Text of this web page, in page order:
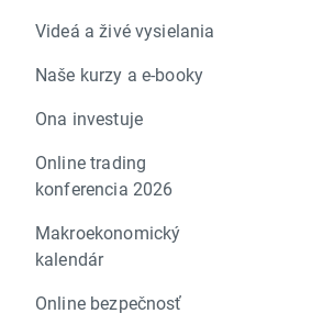
Videá a živé vysielania
Naše kurzy a e-booky
Ona investuje
Online trading
konferencia 2026
Makroekonomický
kalendár
Online bezpečnosť